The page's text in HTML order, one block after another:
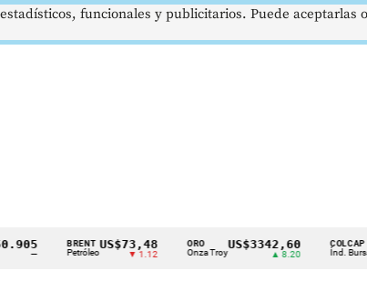
BRENT
Petróleo
US$73,48
▼ 1.12
ORO
Onza Troy
US$3342,60 COLCAP
Índ. Bursátil
funcionales y publicitarios. Puede aceptarlas